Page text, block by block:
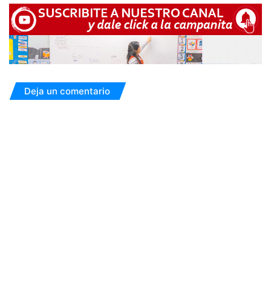
Deja un comentario